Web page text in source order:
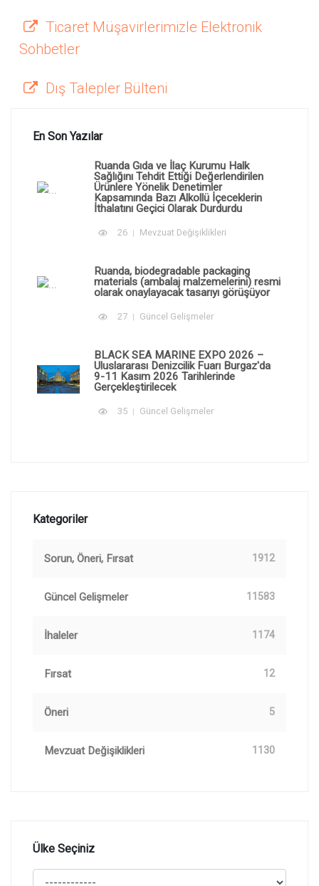
Ticaret Müşavirlerimizle Elektronik
Sohbetler
Dış Talepler Bülteni
En Son Yazılar
Ruanda Gıda ve İlaç Kurumu Halk
Sağlığını Tehdit Ettiği Değerlendirilen
Ürünlere Yönelik Denetimler
Kapsamında Bazı Alkollü İçeceklerin
İthalatını Geçici Olarak Durdurdu
26 Mevzuat Değişiklikleri
Ruanda, biodegradable packaging
materials (ambalaj malzemelerini) resmi
olarak onaylayacak tasarıyı görüşüyor
27 Güncel Gelişmeler
BLACK SEA MARINE EXPO 2026 –
Uluslararası Denizcilik Fuarı Burgaz'da
9-11 Kasım 2026 Tarihlerinde
Gerçekleştirilecek
35 Güncel Gelişmeler
Kategoriler
Sorun, Öneri, Fırsat 1912
Güncel Gelişmeler 11583
İhaleler 1174
Fırsat 12
Öneri 5
Mevzuat Değişiklikleri 1130
Ülke Seçiniz